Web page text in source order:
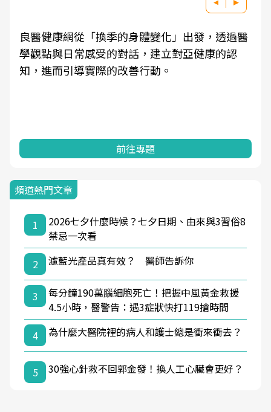
良醫健康網從「換季的身體變化」出發，透過醫
學觀點與日常感受的對話，建立對亞健康的認
知，進而引導實際的改善行動。
前往專題
頻道熱門文章
1
2026七夕什麼時候？七夕日期、由來與3習俗8
禁忌一次看
2
濾藍光產品真有效？ 醫師告訴你
3
每分鐘190萬腦細胞死亡！把握中風黃金救援
4.5小時，醫警告：遇3症狀快打119搶時間
4
為什麼大醫院裡的病人和護士總是衝來衝去？
5 30強心針救不回郭金發！換人工心臟會更好？